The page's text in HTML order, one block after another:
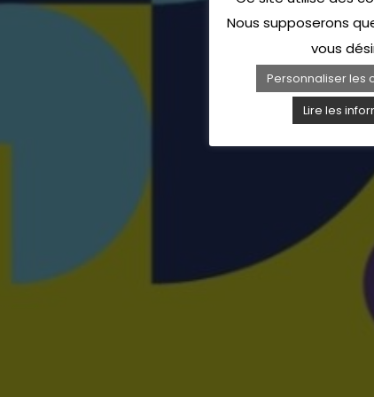
Nous supposerons
vous
Personnaliser les
Lire les